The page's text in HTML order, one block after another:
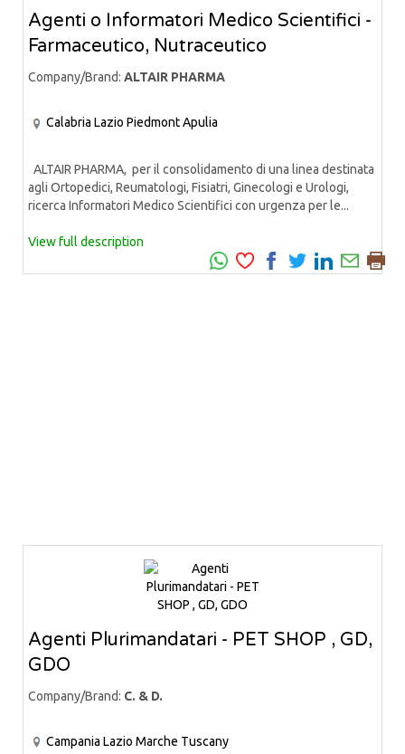
Agenti o Informatori Medico Scientifici -
Farmaceutico, Nutraceutico
Company/Brand: ALTAIR PHARMA
Calabria Lazio PiedmontApulia
ALTAIR PHARMA, per il consolidamento di una linea destinata
agli Ortopedici, Reumatologi, Fisiatri, Ginecologi e Urologi,
ricerca Informatori Medico Scientifici con urgenza per le...
View full description
Agenti Plurimandatari - PET SHOP , GD,
GDO
Company/Brand: C. & D.
Campania Lazio Marche Tuscany